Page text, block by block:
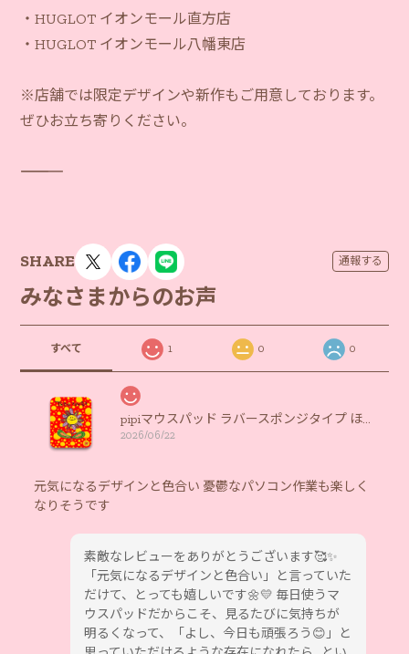
・HUGLOT イオンモール直方店
・HUGLOT イオンモール八幡東店
※店舗では限定デザインや新作もご用意しております。
ぜひお立ち寄りください。
―――――――――――
SHARE 通報する
みなさまからのお声
すべて 1 0 0
pipiマウスパッド ラバースポンジタイプ ほらねっ☆♪
2026/06/22
元気になるデザインと色合い 憂鬱なパソコン作業も楽しく
なりそうです
素敵なレビューをありがとうございます🥰✨
「元気になるデザインと色合い」と言っていた
だけて、とっても嬉しいです🌼💛 毎日使うマ
ウスパッドだからこそ、見るたびに気持ちが
明るくなって、「よし、今日も頑張ろう😊」と